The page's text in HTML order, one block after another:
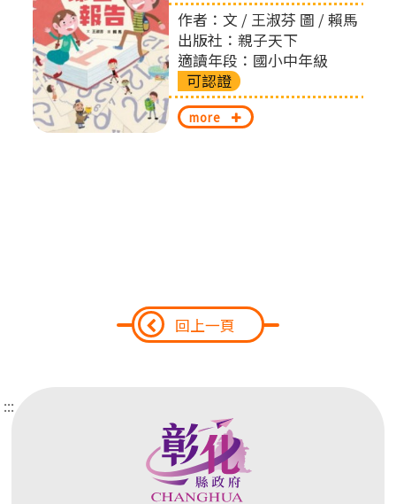
左
切
換
作者：文 / 王淑芬 圖 / 賴馬
出版社：親子天下
適讀年段：國小中年級
可認證
more
回上一頁
:::